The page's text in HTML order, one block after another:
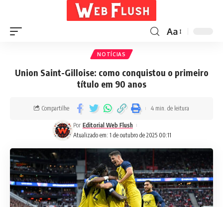
Aa
NOTÍCIAS
Union Saint-Gilloise: como conquistou o primeiro
título em 90 anos
Atualizado em: 1 de outubro de 2025 00:11
Por Editorial Web Flush
Compartilhe 4 min. de leitura